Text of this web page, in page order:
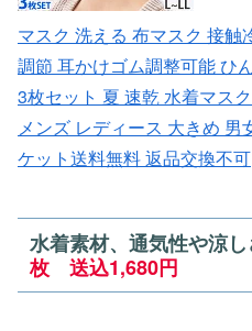
マスク 洗える 布マスク 接触
調節 耳かけゴム調整可能 ひ
3枚セット 夏 速乾 水着マス
メンズ レディース 大きめ
ケット送料無料 返品交換不可
水着素材、通気性や涼
枚 送込1,680円